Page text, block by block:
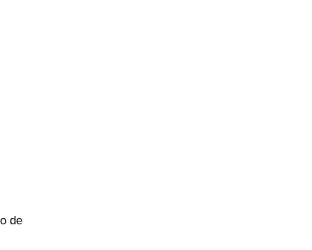
de